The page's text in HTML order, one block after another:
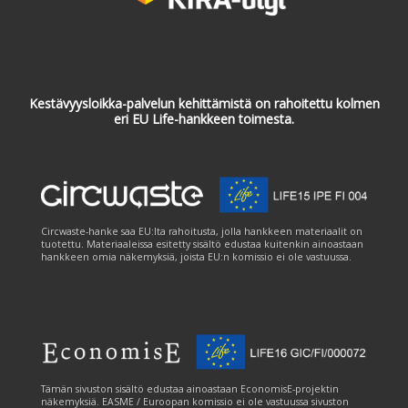
Kestävyysloikka-palvelun kehittämistä on rahoitettu kolmen
eri EU Life-hankkeen toimesta.
Circwaste-hanke saa EU:lta rahoitusta, jolla hankkeen materiaalit on
tuotettu. Materiaaleissa esitetty sisältö edustaa kuitenkin ainoastaan
hankkeen omia näkemyksiä, joista EU:n komissio ei ole vastuussa.
Tämän sivuston sisältö edustaa ainoastaan EconomisE-projektin
näkemyksiä. EASME / Euroopan komissio ei ole vastuussa sivuston